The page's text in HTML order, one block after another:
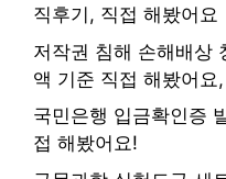
직후기, 직접 해봤어요
저작권 침해 손해배상
액 기준 직접 해봤어요
국민은행 입금확인증
접 해봤어요!